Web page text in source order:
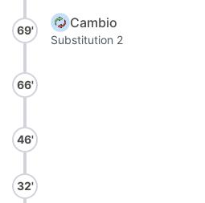
69' Cambio
Substitution 2
66'
46'
32'